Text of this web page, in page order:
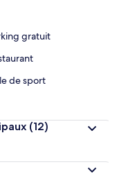
gratuit
de sport
(12)